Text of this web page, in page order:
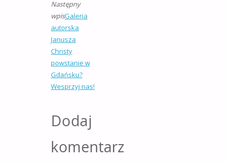
Następny
wpisGaleria
autorska
Janusza
Christy
powstanie w
Gdańsku?
Wesprzyj nas!
Dodaj
komentarz